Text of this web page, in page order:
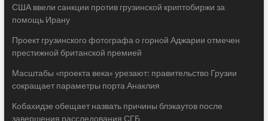
США ввели санкции против грузинской криптобиржи за
помощь Ирану
Проект грузинского фотографа о горной Аджарии отмечен
престижной британской премией
Масштабы «проекта века» урезают: правительство Грузии
сокращает параметры порта Анаклия
Кобахидзе обещает назвать причины блэкаутов после
завершения расследования СГБ